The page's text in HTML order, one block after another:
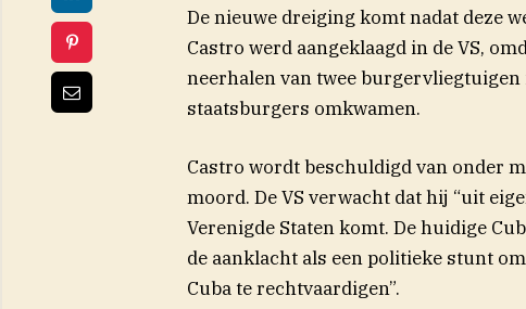
De nieuwe dreiging komt nadat deze
Castro werd aangeklaagd in de VS,
neerhalen van twee
staatsburgers omkwamen.
Castro wordt beschuldigd van onder
moord. De VS verwacht dat hij “uit
Verenigde Staten komt. De huidige
de aanklacht als een politieke stunt
Cuba te rechtvaardigen”.